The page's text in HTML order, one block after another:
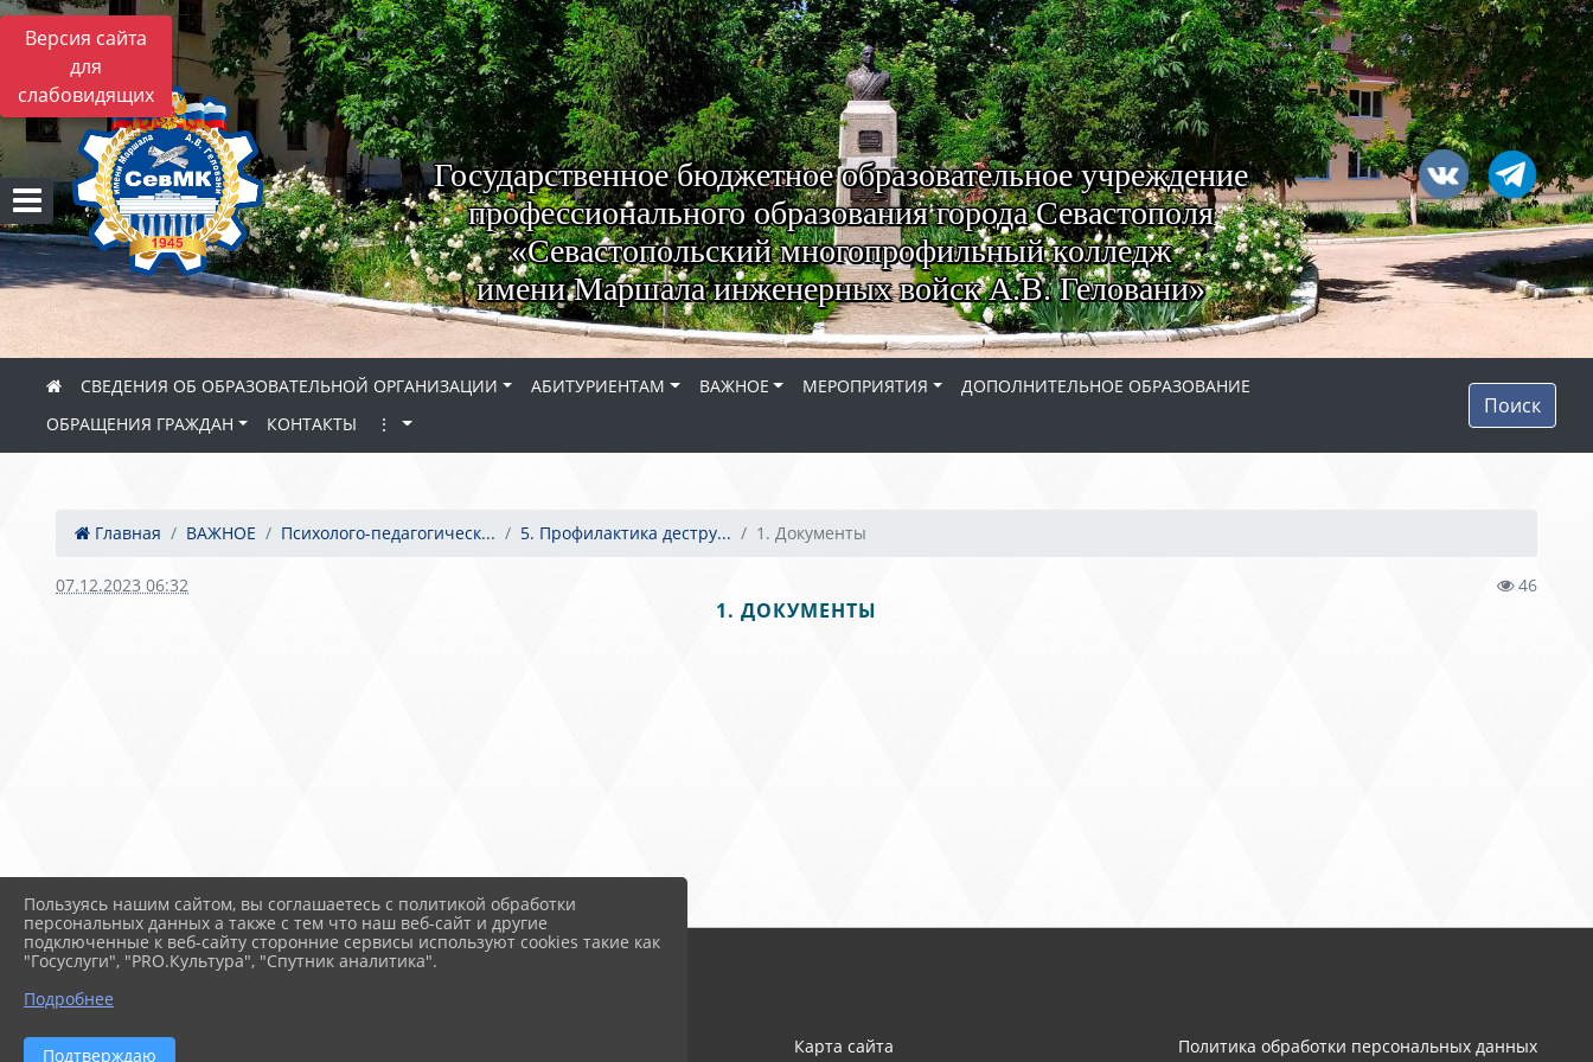
Версия сайта
для
слабовидящих
Государственное бюджетное образовательное учреждение
профессионального образования города Севастополя
«Севастопольский многопрофильный колледж
имени Маршала инженерных войск А.В. Геловани»
СВЕДЕНИЯ ОБ ОБРАЗОВАТЕЛЬНОЙ ОРГАНИЗАЦИИ АБИТУРИЕНТАМ ВАЖНОЕ МЕРОПРИЯТИЯ
ДОПОЛНИТЕЛЬНОЕ ОБРАЗОВАНИЕ
ОБРАЩЕНИЯ ГРАЖДАН
КОНТАКТЫ ⋮
Поиск
Главная ВАЖНОЕ Психолого-педагогическ... 5. Профилактика дестру... 1. Документы
07.12.2023 06:32 46
1. ДОКУМЕНТЫ
2026 г. sevmk.ru Карта сайта Политика обработки персональных данных
Пользуясь нашим сайтом, вы соглашаетесь с политикой обработки
персональных данных а также с тем что наш веб-сайт и другие
подключенные к веб-сайту сторонние сервисы используют cookies такие как
"Госуслуги", "PRO.Культура", "Спутник аналитика".
Подробнее
Подтверждаю